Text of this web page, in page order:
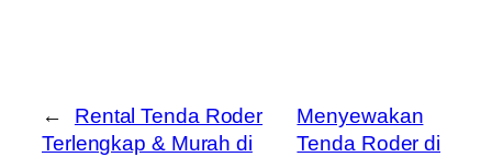
←
Rental Tenda Roder
Terlengkap & Murah di
Menyewakan
Tenda Roder di